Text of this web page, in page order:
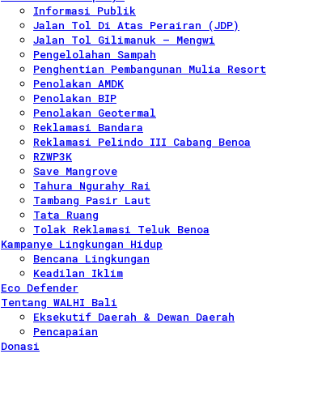
Informasi Publik
Jalan Tol Di Atas Perairan (JDP)
Jalan Tol Gilimanuk – Mengwi
Pengelolahan Sampah
Penghentian Pembangunan Mulia Resort
Penolakan AMDK
Penolakan BIP
Penolakan Geotermal
Reklamasi Bandara
Reklamasi Pelindo III Cabang Benoa
RZWP3K
Save Mangrove
Tahura Ngurahy Rai
Tambang Pasir Laut
Tata Ruang
Tolak Reklamasi Teluk Benoa
Kampanye Lingkungan Hidup
Bencana Lingkungan
Keadilan Iklim
Eco Defender
Tentang WALHI Bali
Eksekutif Daerah & Dewan Daerah
Pencapaian
Donasi